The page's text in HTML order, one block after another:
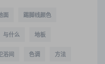
面 踢脚线颜色
与什么 地板
浴间 色调 方法